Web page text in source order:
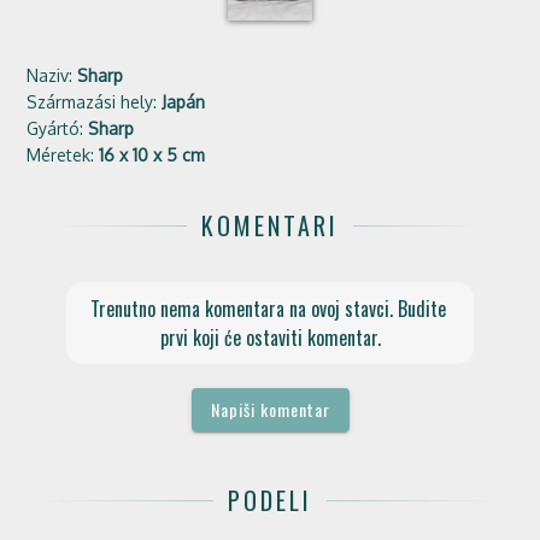
Naziv:Sharp
Származási hely: Japán
Gyártó:Sharp
Méretek:16 x 10 x 5 cm
KOMENTARI
Trenutno nema komentara na ovoj stavci. Budite
prvi koji će ostaviti komentar.
Napiši komentar
PODELI